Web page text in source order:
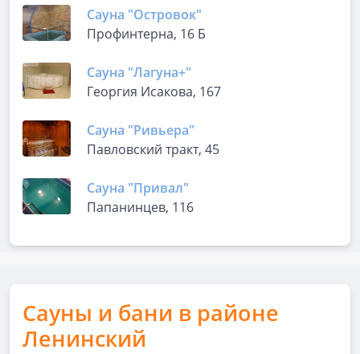
Сауна "Островок"
Профинтерна, 16 Б
Сауна "Лагуна+"
Георгия Исакова, 167
Сауна "Ривьера"
Павловский тракт, 45
Сауна "Привал"
Папанинцев, 116
Сауны и бани в районе
Ленинский